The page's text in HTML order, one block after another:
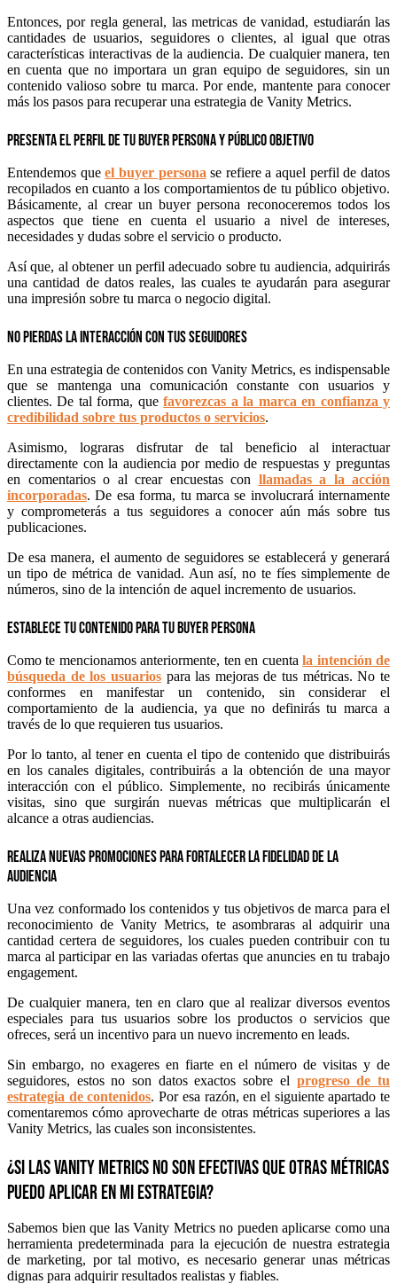
Entonces, por regla general, las metricas de vanidad, estudiarán las
cantidades de usuarios, seguidores o clientes, al igual que otras
características interactivas de la audiencia. De cualquier manera, ten
en cuenta que no importara un gran equipo de seguidores, sin un
contenido valioso sobre tu marca. Por ende, mantente para conocer
más los pasos para recuperar una estrategia de Vanity Metrics.
Presenta el perfil de tu buyer persona y público objetivo
Entendemos queel buyer persona se refiere a aquel perfil de datos
recopilados en cuanto a los comportamientos de tu público objetivo.
Básicamente, al crear un buyer persona reconoceremos todos los
aspectos que tiene en cuenta el usuario a nivel de intereses,
necesidades y dudas sobre el servicio o producto.
Así que, al obtener un perfil adecuado sobre tu audiencia, adquirirás
una cantidad de datos reales, las cuales te ayudarán para asegurar
una impresión sobre tu marca o negocio digital.
No pierdas la interacción con tus seguidores
En una estrategia de contenidos con Vanity Metrics, es indispensable
que se mantenga una comunicación constante con usuarios y
clientes. De tal forma, quefavorezcas a la marca en confianza y
credibilidad sobre tus productos o servicios.
Asimismo, lograras disfrutar de tal beneficio al interactuar
directamente con la audiencia por medio de respuestas y preguntas
en comentarios o al crear encuestas con llamadas a la acción
incorporadas. De esa forma, tu marca se involucrará internamente
y comprometerás a tus seguidores a conocer aún más sobre tus
publicaciones.
De esa manera, el aumento de seguidores se establecerá y generará
un tipo de métrica de vanidad. Aun así, no te fíes simplemente de
números, sino de la intención de aquel incremento de usuarios.
Establece tu contenido para tu buyer persona
Como te mencionamos anteriormente, ten en cuentala intención de
búsqueda de los usuariospara las mejoras de tus métricas. No te
conformes en manifestar un contenido, sin considerar el
comportamiento de la audiencia, ya que no definirás tu marca a
través de lo que requieren tus usuarios.
Por lo tanto, al tener en cuenta el tipo de contenido que distribuirás
en los canales digitales, contribuirás a la obtención de una mayor
interacción con el público. Simplemente, no recibirás únicamente
visitas, sino que surgirán nuevas métricas que multiplicarán el
alcance a otras audiencias.
Realiza nuevas promociones para fortalecer la fidelidad de la
audiencia
Una vez conformado los contenidos y tus objetivos de marca para el
reconocimiento de Vanity Metrics, te asombraras al adquirir una
cantidad certera de seguidores, los cuales pueden contribuir con tu
marca al participar en las variadas ofertas que anuncies en tu trabajo
engagement.
De cualquier manera, ten en claro que al realizar diversos eventos
especiales para tus usuarios sobre los productos o servicios que
ofreces, será un incentivo para un nuevo incremento en leads.
Sin embargo, no exageres en fiarte en el número de visitas y de
seguidores, estos no son datos exactos sobre el progreso de tu
estrategia de contenidos. Por esa razón, en el siguiente apartado te
comentaremos cómo aprovecharte de otras métricas superiores a las
Vanity Metrics, las cuales son inconsistentes.
¿Si las Vanity Metrics no son efectivas que otras métricas
puedo aplicar en mi estrategia?
Sabemos bien que las Vanity Metrics no pueden aplicarse como una
herramienta predeterminada para la ejecución de nuestra estrategia
de marketing, por tal motivo, es necesario generar unas métricas
dignas para adquirir resultados realistas y fiables.